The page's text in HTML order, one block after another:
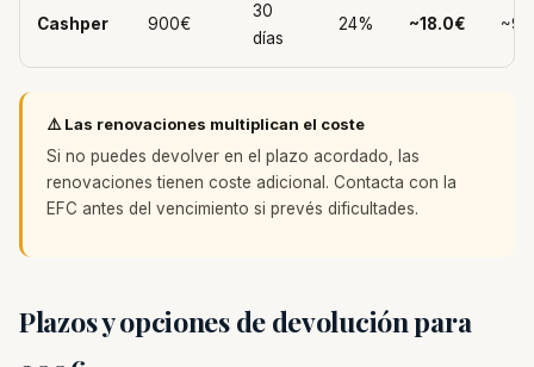
Cashper 900€
30
días
24% ~18.0€
⚠️ Las renovaciones multiplican el coste
Si no puedes devolver en el plazo acordado, las
renovaciones tienen coste adicional. Contacta con la
EFC antes del vencimiento si prevés dificultades.
Plazos y opciones de devolución para